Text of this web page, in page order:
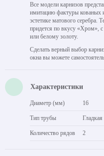
Все модели карнизов
имитацию фактуры кованых
эстетике матового серебра.
придется по вкусу «Хром»,
или белому золоту.
Сделать верный выбор
окна вы можете
Характеристики
Диаметр (мм) 16
Тип трубы Гладкая
Количество рядов 2